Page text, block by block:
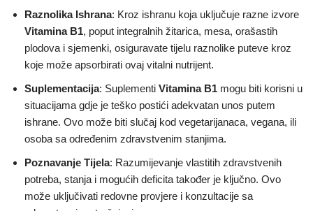
Raznolika Ishrana: Kroz ishranu koja uključuje razne izvore
Vitamina B1, poput integralnih žitarica, mesa, orašastih
plodova i sjemenki, osiguravate tijelu raznolike puteve kroz
koje može apsorbirati ovaj vitalni nutrijent.
Suplementacija: Suplementi Vitamina B1 mogu biti korisni u
situacijama gdje je teško postići adekvatan unos putem
ishrane. Ovo može biti slučaj kod vegetarijanaca, vegana, ili
osoba sa određenim zdravstvenim stanjima.
Poznavanje Tijela: Razumijevanje vlastitih zdravstvenih
potreba, stanja i mogućih deficita također je ključno. Ovo
može uključivati redovne provjere i konzultacije sa